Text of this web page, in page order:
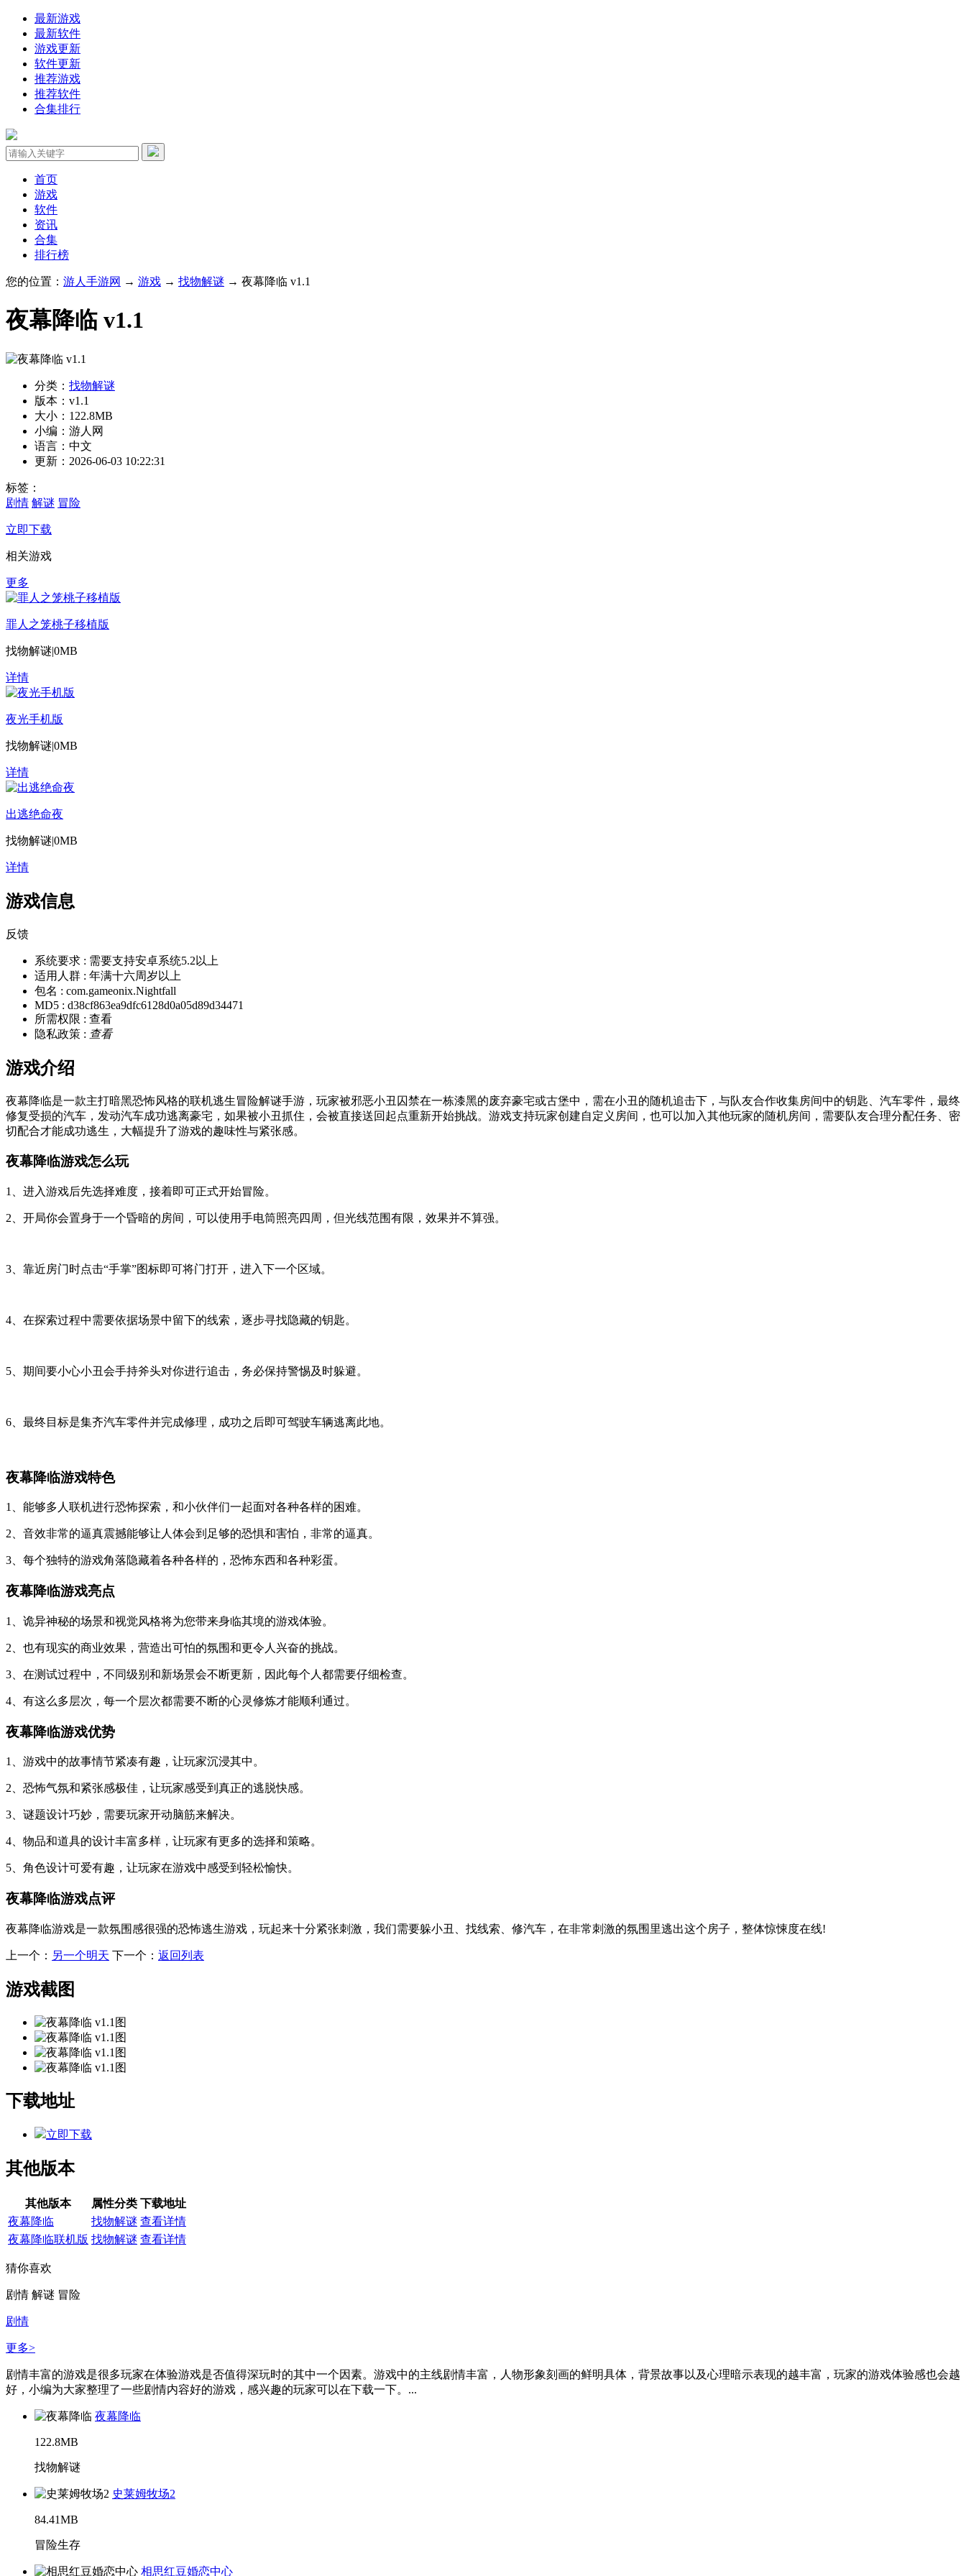
最新游戏
最新软件
游戏更新
软件更新
推荐游戏
推荐软件
合集排行
首页
游戏
软件
资讯
合集
排行榜
您的位置： 游人手游网 → 游戏 → 找物解谜 → 夜幕降临 v1.1
夜幕降临 v1.1
分类： 找物解谜
版本：v1.1
大小：122.8MB
小编：游人网
语言：中文
更新：2026-06-03 10:22:31
标签：
剧情 解谜 冒险
立即下载
相关游戏
更多
罪人之笼桃子移植版
找物解谜|0MB
详情
夜光手机版
找物解谜|0MB
详情
出逃绝命夜
找物解谜|0MB
详情
游戏信息
反馈
系统要求 : 需要支持安卓系统5.2以上
适用人群 : 年满十六周岁以上
包名 : com.gameonix.Nightfall
MD5 : d38cf863ea9dfc6128d0a05d89d34471
所需权限 : 查看
隐私政策 : 查看
游戏介绍
夜幕降临是一款主打暗黑恐怖风格的联机逃生冒险解谜手游，玩家被邪恶小丑囚禁在一栋漆黑的废弃豪宅或古堡中，需在小丑的随机追击下，与队友合作收集房间中的钥匙、汽车零件，最终
修复受损的汽车，发动汽车成功逃离豪宅，如果被小丑抓住，会被直接送回起点重新开始挑战。游戏支持玩家创建自定义房间，也可以加入其他玩家的随机房间，需要队友合理分配任务、密
切配合才能成功逃生，大幅提升了游戏的趣味性与紧张感。
夜幕降临游戏怎么玩
1、进入游戏后先选择难度，接着即可正式开始冒险。
2、开局你会置身于一个昏暗的房间，可以使用手电筒照亮四周，但光线范围有限，效果并不算强。
3、靠近房门时点击“手掌”图标即可将门打开，进入下一个区域。
4、在探索过程中需要依据场景中留下的线索，逐步寻找隐藏的钥匙。
5、期间要小心小丑会手持斧头对你进行追击，务必保持警惕及时躲避。
6、最终目标是集齐汽车零件并完成修理，成功之后即可驾驶车辆逃离此地。
夜幕降临游戏特色
1、能够多人联机进行恐怖探索，和小伙伴们一起面对各种各样的困难。
2、音效非常的逼真震撼能够让人体会到足够的恐惧和害怕，非常的逼真。
3、每个独特的游戏角落隐藏着各种各样的，恐怖东西和各种彩蛋。
夜幕降临游戏亮点
1、诡异神秘的场景和视觉风格将为您带来身临其境的游戏体验。
2、也有现实的商业效果，营造出可怕的氛围和更令人兴奋的挑战。
3、在测试过程中，不同级别和新场景会不断更新，因此每个人都需要仔细检查。
4、有这么多层次，每一个层次都需要不断的心灵修炼才能顺利通过。
夜幕降临游戏优势
1、游戏中的故事情节紧凑有趣，让玩家沉浸其中。
2、恐怖气氛和紧张感极佳，让玩家感受到真正的逃脱快感。
3、谜题设计巧妙，需要玩家开动脑筋来解决。
4、物品和道具的设计丰富多样，让玩家有更多的选择和策略。
5、角色设计可爱有趣，让玩家在游戏中感受到轻松愉快。
夜幕降临游戏点评
夜幕降临游戏是一款氛围感很强的恐怖逃生游戏，玩起来十分紧张刺激，我们需要躲小丑、找线索、修汽车，在非常刺激的氛围里逃出这个房子，整体惊悚度在线!
上一个： 另一个明天 下一个： 返回列表
游戏截图
下载地址
立即下载
其他版本
其他版本 属性分类 下载地址
夜幕降临
找物解谜 查看详情
夜幕降临联机版 找物解谜 查看详情
猜你喜欢
剧情 解谜 冒险
剧情
更多>
剧情丰富的游戏是很多玩家在体验游戏是否值得深玩时的其中一个因素。游戏中的主线剧情丰富，人物形象刻画的鲜明具体，背景故事以及心理暗示表现的越丰富，玩家的游戏体验感也会越
好，小编为大家整理了一些剧情内容好的游戏，感兴趣的玩家可以在下载一下。...
夜幕降临
122.8MB
找物解谜
史莱姆牧场2
84.41MB
冒险生存
相思红豆婚恋中心